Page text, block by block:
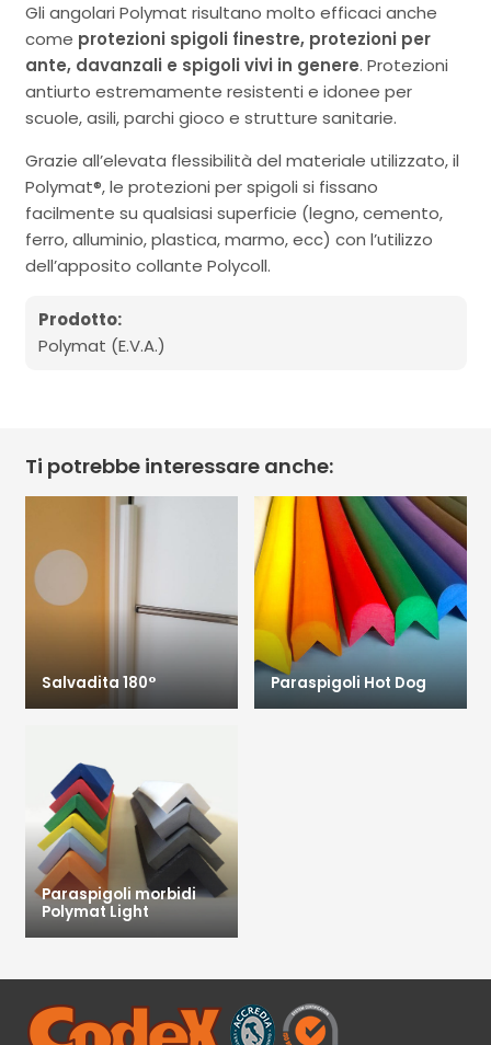
Gli angolari Polymat risultano molto efficaci anche
come protezioni spigoli finestre, protezioni per
ante, davanzali e spigoli vivi in genere. Protezioni
antiurto estremamente resistenti e idonee per
scuole, asili, parchi gioco e strutture sanitarie.
Grazie all’elevata flessibilità del materiale utilizzato, il
Polymat®, le protezioni per spigoli si fissano
facilmente su qualsiasi superficie (legno, cemento,
ferro, alluminio, plastica, marmo, ecc) con l’utilizzo
dell’apposito collante Polycoll.
Prodotto:
Polymat (E.V.A.)
Ti potrebbe interessare anche:
Salvadita 180° Paraspigoli Hot Dog
Paraspigoli morbidi
Polymat Light